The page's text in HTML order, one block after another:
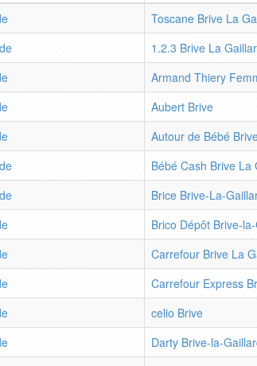
Toscane Brive La
1.2.3 Brive La
Armand Thiery
Aubert Brive
Autour de Bébé
Bébé Cash Brive La
Brice Brive-La-
Brico Dépôt Brive-
Carrefour Brive La
Carrefour Express
celio Brive
Darty Brive-la-